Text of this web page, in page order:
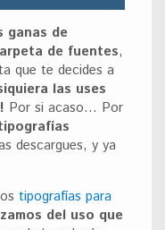
ganas de
de fuentes,
que te decides a
las uses
Por si acaso… Por
descargues, y ya
tipografías para
del uso que